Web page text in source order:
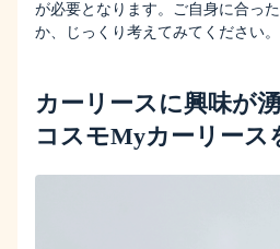
が必要となります。ご自身に合っ
か、じっくり考えてみてください。
カーリースに興味が
コスモMyカーリース